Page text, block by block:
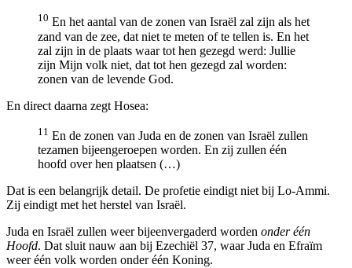
10 En het aantal van de zonen van Israël zal zijn als het
zand van de zee, dat niet te meten of te tellen is. En het
zal zijn in de plaats waar tot hen gezegd werd: Jullie
zijn Mijn volk niet, dat tot hen gezegd zal worden:
zonen van de levende God.
En direct daarna zegt Hosea:
11 En de zonen van Juda en de zonen van Israël zullen
tezamen bijeengeroepen worden. En zij zullen één
hoofd over hen plaatsen (…)
Dat is een belangrijk detail. De profetie eindigt niet bij Lo-Ammi.
Zij eindigt met het herstel van Israël.
Juda en Israël zullen weer bijeenvergaderd worden onder één
Hoofd. Dat sluit nauw aan bij Ezechiël 37, waar Juda en Efraïm
weer één volk worden onder één Koning.